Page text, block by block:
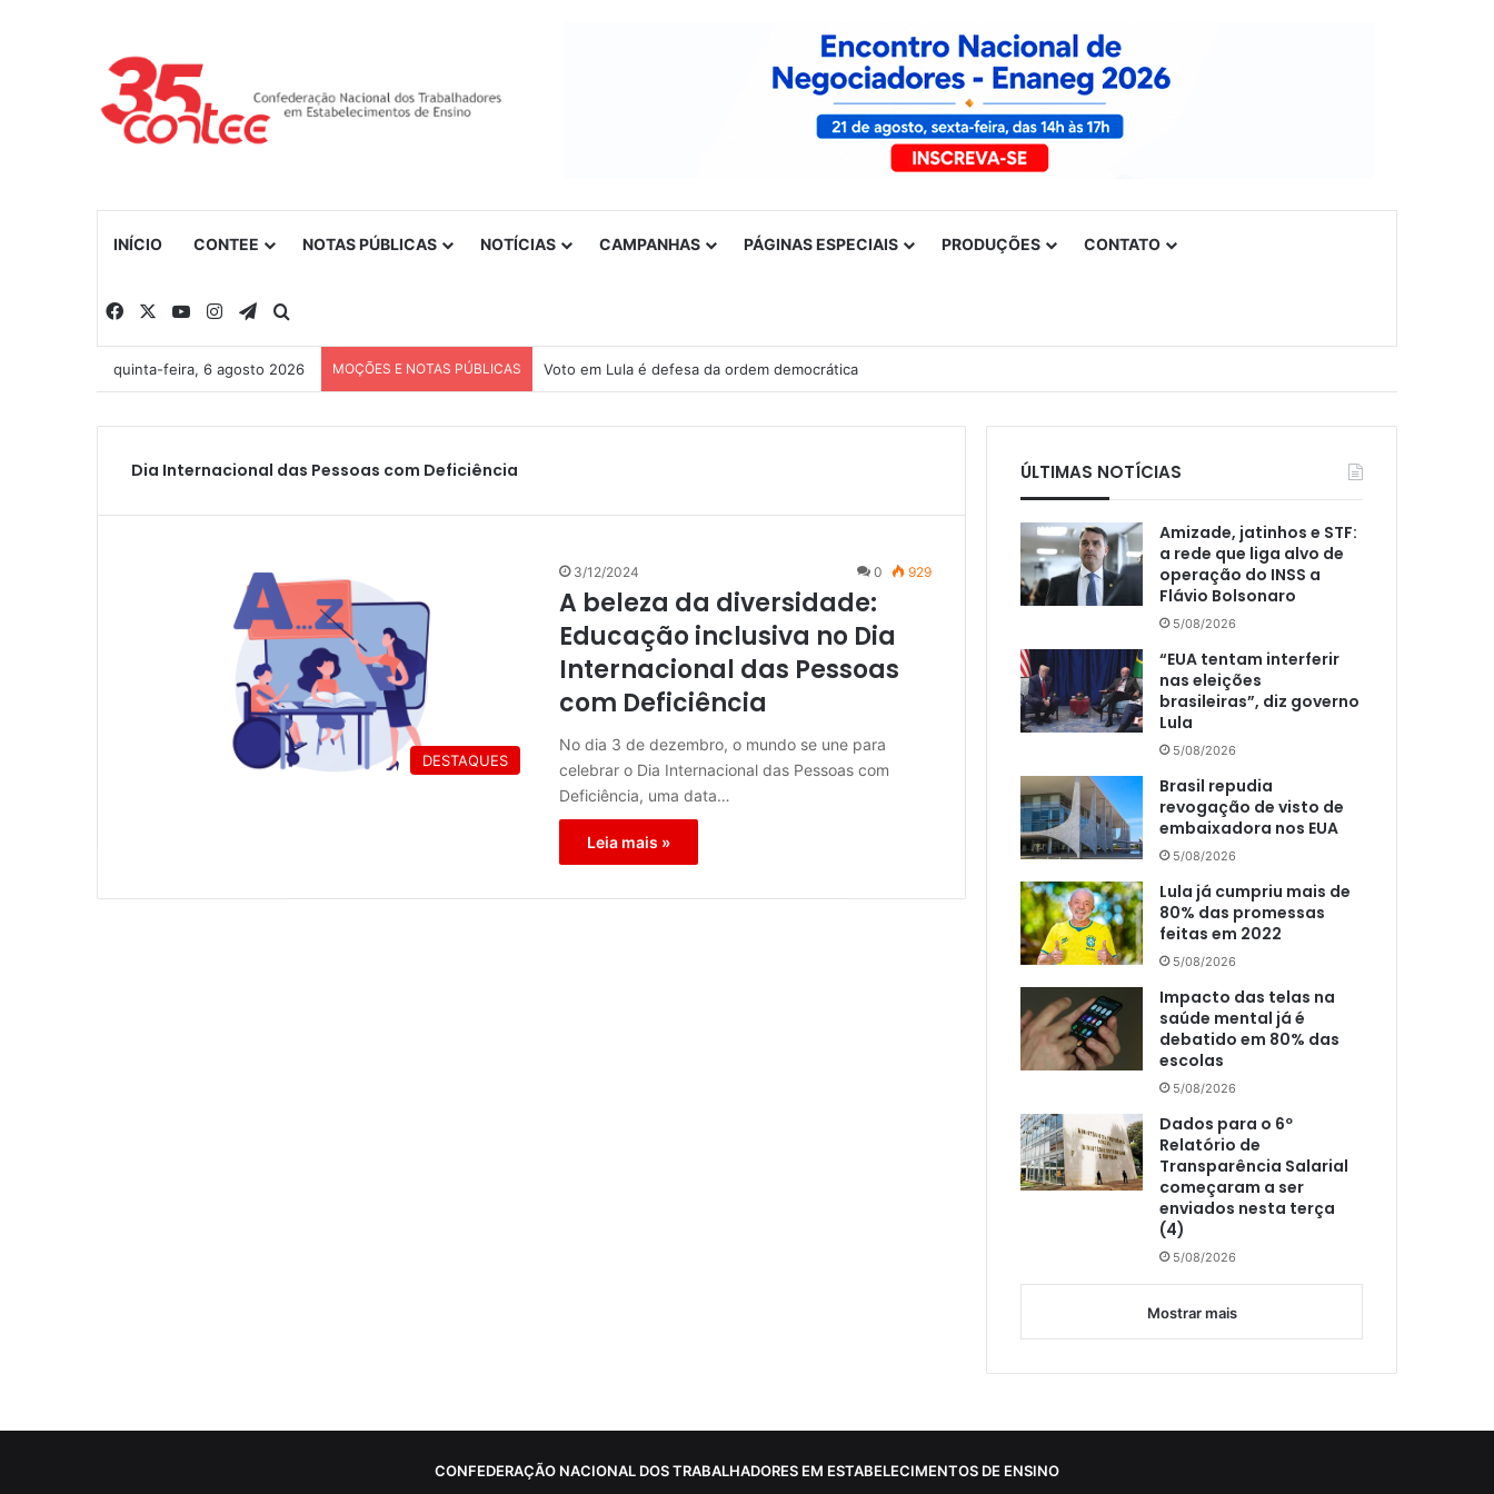
INÍCIO CONTEE NOTAS PÚBLICAS NOTÍCIAS CAMPANHAS PÁGINAS ESPECIAIS PRODUÇÕES CONTATO
Facebook YouTubeInstagramTelegram
quinta-feira, 6 agosto 2026 MOÇÕES E NOTAS PÚBLICAS Voto em Lula é defesa da ordem democrática
Dia Internacional das Pessoas com Deficiência
DESTAQUES
3/12/2024 0 929
A beleza da diversidade:
Educação inclusiva no Dia
Internacional das Pessoas
com Deficiência
No dia 3 de dezembro, o mundo se une para
celebrar o Dia Internacional das Pessoas com
Deficiência, uma data…
Leia mais »
ÚLTIMAS NOTÍCIAS
Amizade, jatinhos e STF:
a rede que liga alvo de
operação do INSS a
Flávio Bolsonaro
5/08/2026
“EUA tentam interferir
nas eleições
brasileiras”, diz governo
Lula
5/08/2026
Brasil repudia
revogação de visto de
embaixadora nos EUA
5/08/2026
Lula já cumpriu mais de
80% das promessas
feitas em 2022
5/08/2026
Impacto das telas na
saúde mental já é
debatido em 80% das
escolas
5/08/2026
Dados para o 6º
Relatório de
Transparência Salarial
começaram a ser
enviados nesta terça
(4)
5/08/2026
Mostrar mais
CONFEDERAÇÃO NACIONAL DOS TRABALHADORES EM ESTABELECIMENTOS DE ENSINO